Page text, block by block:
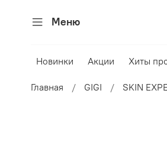
Меню
Новинки Акции Хиты
Главная GIGI SKIN